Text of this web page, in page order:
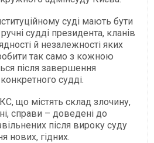
суді мають бути
судді президента, кланів
й незалежності яких
так само з кожною
після завершення
судді.
що містять склад злочину,
справи – доведені до
після вироку суду
нових, гідних.